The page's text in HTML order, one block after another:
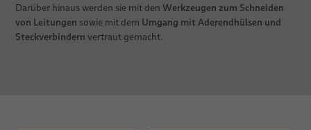
Darüber hinaus werden sie mit den Werkzeugen zum Schneiden
von Leitungen sowie mit dem Umgang mit Aderendhülsen und
Steckverbindern vertraut gemacht.